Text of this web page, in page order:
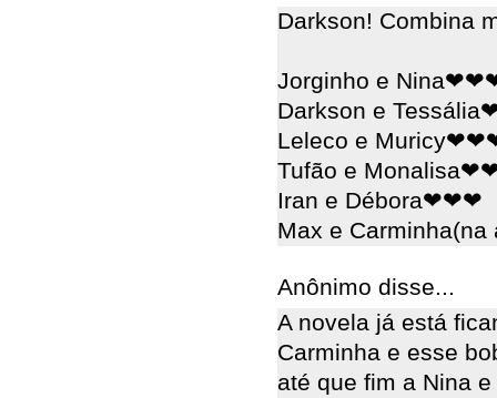
Darkson! Combina
Jorginho e
Darkson e
Leleco e
Tufão e
Iran e Débora❤❤❤
Max e
Anônimo disse...
A novela já está
Carminha e esse
até que fim a Nina